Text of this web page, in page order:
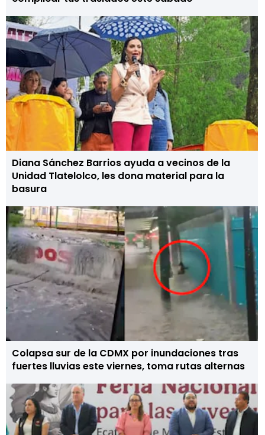
Diana Sánchez Barrios ayuda a vecinos de la
Unidad Tlatelolco, les dona material para la
basura
Colapsa sur de la CDMX por inundaciones tras
fuertes lluvias este viernes, toma rutas alternas